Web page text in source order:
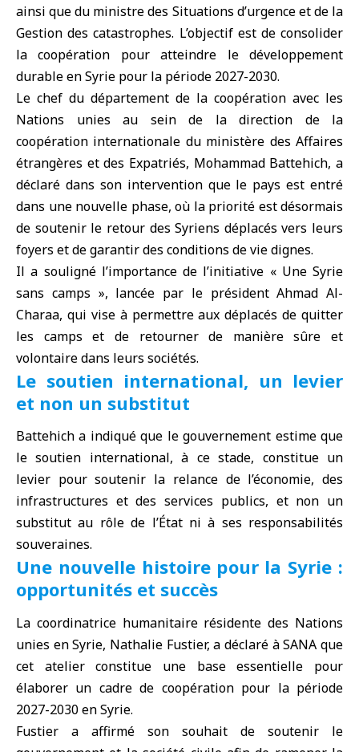
ainsi que du ministre des Situations d’urgence et de la
Gestion des catastrophes. L’objectif est de consolider
la coopération pour atteindre le développement
durable en Syrie pour la période 2027-2030.
Le chef du département de la coopération avec les
Nations unies au sein de la direction de la
coopération internationale du ministère des Affaires
étrangères et des Expatriés, Mohammad Battehich, a
déclaré dans son intervention que le pays est entré
dans une nouvelle phase, où la priorité est désormais
de soutenir le retour des Syriens déplacés vers leurs
foyers et de garantir des conditions de vie dignes.
Il a souligné l’importance de l’initiative « Une Syrie
sans camps », lancée par le président Ahmad Al-
Charaa, qui vise à permettre aux déplacés de quitter
les camps et de retourner de manière sûre et
volontaire dans leurs sociétés.
Le soutien international, un levier
et non un substitut
Battehich a indiqué que le gouvernement estime que
le soutien international, à ce stade, constitue un
levier pour soutenir la relance de l’économie, des
infrastructures et des services publics, et non un
substitut au rôle de l’État ni à ses responsabilités
souveraines.
Une nouvelle histoire pour la Syrie :
opportunités et succès
La coordinatrice humanitaire résidente des Nations
unies en Syrie, Nathalie Fustier, a déclaré à SANA que
cet atelier constitue une base essentielle pour
élaborer un cadre de coopération pour la période
2027-2030 en Syrie.
Fustier a affirmé son souhait de soutenir le